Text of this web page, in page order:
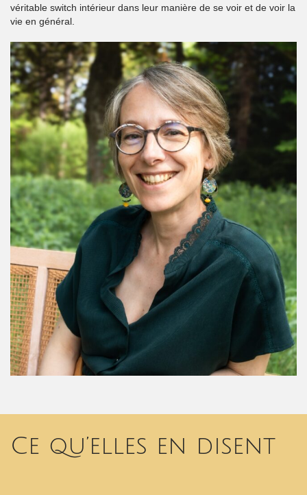
véritable switch intérieur dans leur manière de se voir et de voir la
vie en général.
Ce qu’elles en disent